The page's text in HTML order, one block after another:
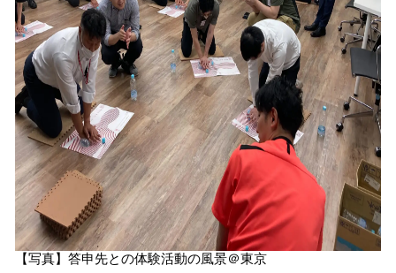
【写真】答申先との体験活動の風景＠東京